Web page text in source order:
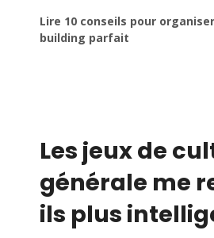
Lire 10 conseils pour
building parfait
Les jeux de
générale me
ils plus